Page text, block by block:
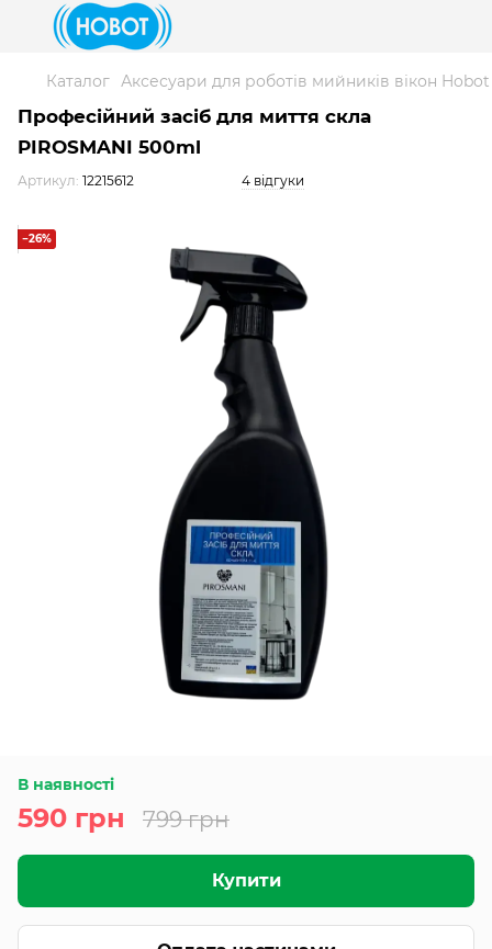
Каталог Аксесуари для роботів мийників вікон Hobot
Професійний засіб для миття скла
PIROSMANI 500ml
Артикул: 12215612 4 відгуки
−26%
В наявності
590 грн 799 грн
Купити